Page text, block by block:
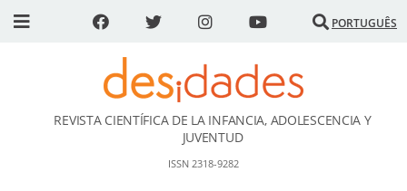
PORTUGUÊS
DESidades
REVISTA CIENTÍFICA DE LA INFANCIA, ADOLESCENCIA Y
JUVENTUD
ISSN 2318-9282